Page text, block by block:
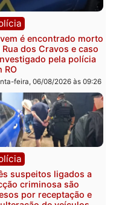
Política
Ministro Dias Tofolli , do
TSE, determina
e processamento da
que pode levar à perda
mandato da prefeita de
Pimenta Bueno
quinta-feira, 06/08/2026 às